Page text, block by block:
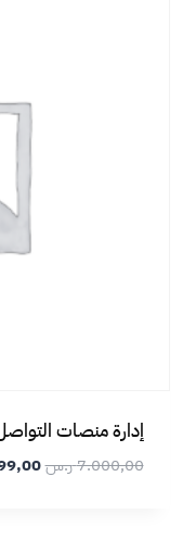
إدارة منصات
7.000,00ر.س